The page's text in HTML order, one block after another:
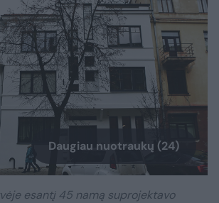
Daugiau nuotraukų (24)
esantį 45 namą suprojektavo